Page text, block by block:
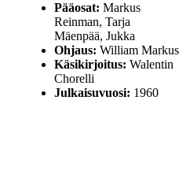
Pääosat: Markus
Reinman, Tarja
Mäenpää, Jukka
Ohjaus: William Markus
Käsikirjoitus: Walentin
Chorelli
Julkaisuvuosi: 1960